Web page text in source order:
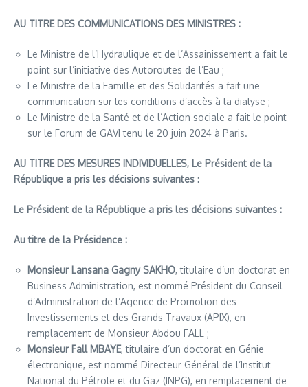
AU TITRE DES COMMUNICATIONS DES MINISTRES :
Le Ministre de l’Hydraulique et de l’Assainissement a fait le
point sur l’initiative des Autoroutes de l’Eau ;
Le Ministre de la Famille et des Solidarités a fait une
communication sur les conditions d’accès à la dialyse ;
Le Ministre de la Santé et de l’Action sociale a fait le point
sur le Forum de GAVI tenu le 20 juin 2024 à Paris.
AU TITRE DES MESURES INDIVIDUELLES, Le Président de la
République a pris les décisions suivantes :
Le Président de la République a pris les décisions suivantes :
Au titre de la Présidence :
Monsieur Lansana Gagny SAKHO, titulaire d’un doctorat en
Business Administration, est nommé Président du Conseil
d’Administration de l’Agence de Promotion des
Investissements et des Grands Travaux (APIX), en
remplacement de Monsieur Abdou FALL ;
Monsieur Fall MBAYE, titulaire d’un doctorat en Génie
électronique, est nommé Directeur Général de l’Institut
National du Pétrole et du Gaz (INPG), en remplacement de